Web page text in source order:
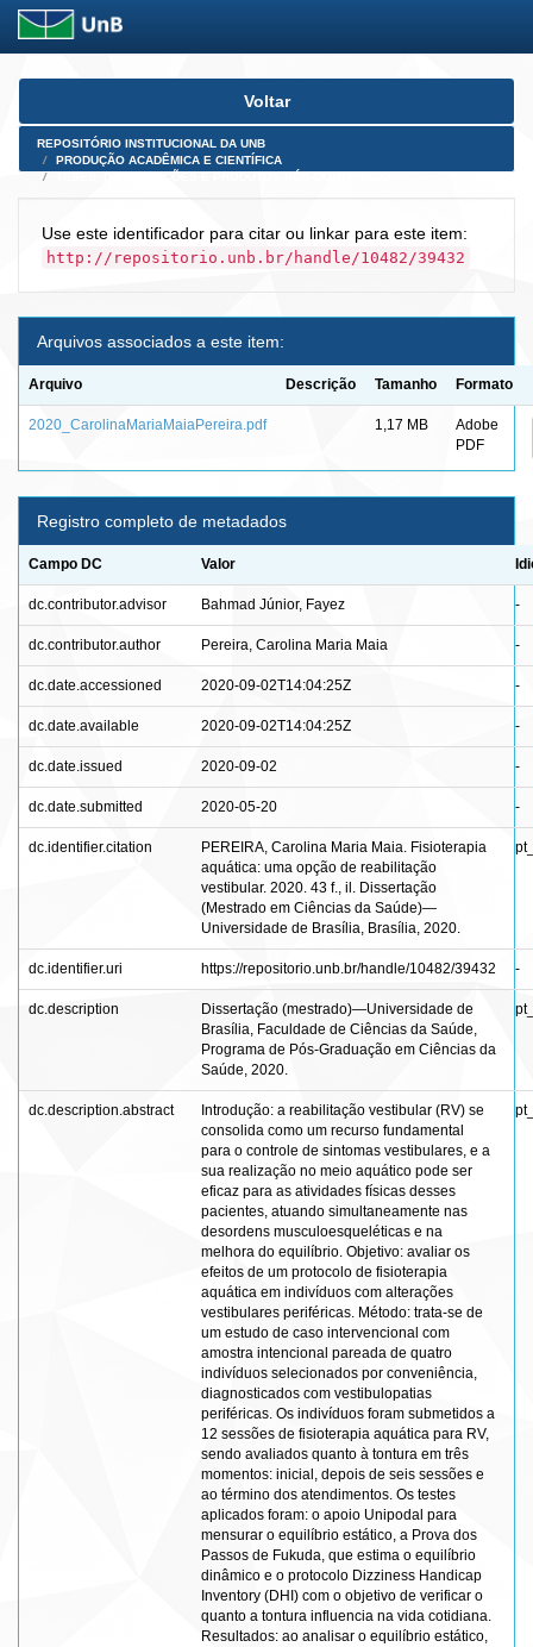
Skip
Voltar
REPOSITÓRIO INSTITUCIONAL DA UNB
PRODUÇÃO ACADÊMICA E CIENTÍFICA
Use este identificador para citar ou linkar para este item:
http://repositorio.unb.br/handle/10482/39432
Arquivos associados a este item:
Arquivo Descrição Tamanho Formato
2020_CarolinaMariaMaiaPereira.pdf 1,17 MB
Adobe
PDF
Registro completo de metadados
Campo DC Valor
dc.contributor.advisor Bahmad Júnior, Fayez -
dc.contributor.author Pereira, Carolina Maria Maia -
dc.date.accessioned 2020-09-02T14:04:25Z -
dc.date.available 2020-09-02T14:04:25Z -
dc.date.issued 2020-09-02 -
dc.date.submitted 2020-05-20 -
dc.identifier.citation
PEREIRA, Carolina Maria Maia. Fisioterapia
aquática: uma opção de reabilitação
vestibular. 2020. 43 f., il. Dissertação
(Mestrado em Ciências da Saúde)—
Universidade de Brasília, Brasília, 2020.
dc.identifier.uri https://repositorio.unb.br/handle/10482/39432 -
dc.description
Dissertação (mestrado)—Universidade de
Brasília, Faculdade de Ciências da Saúde,
Programa de Pós-Graduação em Ciências da
Saúde, 2020.
dc.description.abstract
Introdução: a reabilitação vestibular (RV) se
consolida como um recurso fundamental
para o controle de sintomas vestibulares, e a
sua realização no meio aquático pode ser
eficaz para as atividades físicas desses
pacientes, atuando simultaneamente nas
desordens musculoesqueléticas e na
melhora do equilíbrio. Objetivo: avaliar os
efeitos de um protocolo de fisioterapia
aquática em indivíduos com alterações
vestibulares periféricas. Método: trata-se de
um estudo de caso intervencional com
amostra intencional pareada de quatro
indivíduos selecionados por conveniência,
diagnosticados com vestibulopatias
periféricas. Os indivíduos foram submetidos a
12 sessões de fisioterapia aquática para RV,
sendo avaliados quanto à tontura em três
momentos: inicial, depois de seis sessões e
ao término dos atendimentos. Os testes
aplicados foram: o apoio Unipodal para
mensurar o equilíbrio estático, a Prova dos
Passos de Fukuda, que estima o equilíbrio
dinâmico e o protocolo Dizziness Handicap
Inventory (DHI) com o objetivo de verificar o
quanto a tontura influencia na vida cotidiana.
Resultados: ao analisar o equilíbrio estático,